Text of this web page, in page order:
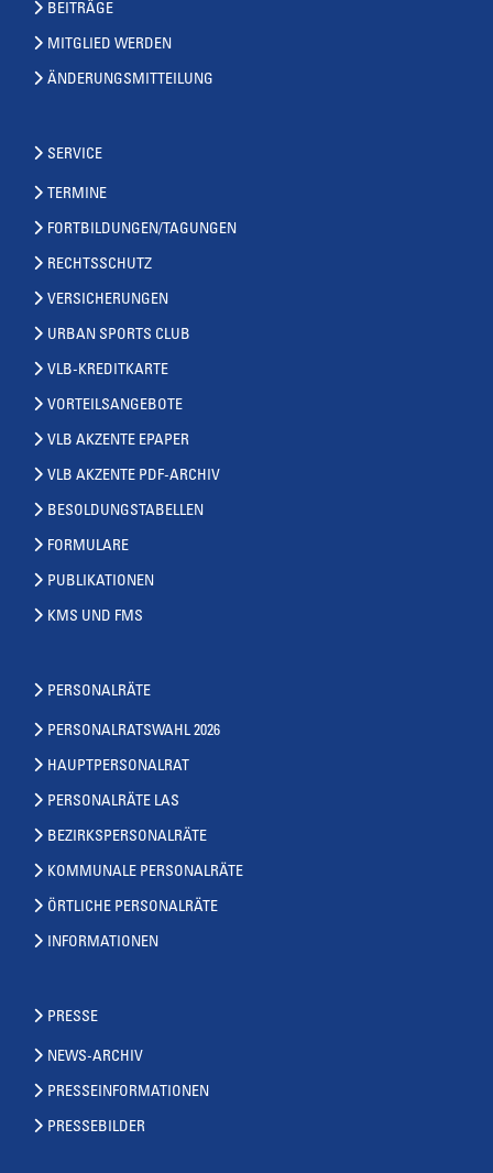
BEITRÄGE
MITGLIED WERDEN
ÄNDERUNGSMITTEILUNG
SERVICE
TERMINE
FORTBILDUNGEN/TAGUNGEN
RECHTSSCHUTZ
VERSICHERUNGEN
URBAN SPORTS CLUB
VLB-KREDITKARTE
VORTEILSANGEBOTE
VLB AKZENTE EPAPER
VLB AKZENTE PDF-ARCHIV
BESOLDUNGSTABELLEN
FORMULARE
PUBLIKATIONEN
KMS UND FMS
PERSONALRÄTE
PERSONALRATSWAHL 2026
HAUPTPERSONALRAT
PERSONALRÄTE LAS
BEZIRKSPERSONALRÄTE
KOMMUNALE PERSONALRÄTE
ÖRTLICHE PERSONALRÄTE
INFORMATIONEN
PRESSE
NEWS-ARCHIV
PRESSEINFORMATIONEN
PRESSEBILDER